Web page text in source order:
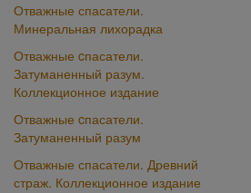
Отважные спасатели.
Минеральная лихорадка
Отважные cпасатели.
Затуманенный разум.
Коллекционное издание
Отважные cпасатели.
Затуманенный разум
Отважные спасатели. Древний
страж. Коллекционное издание